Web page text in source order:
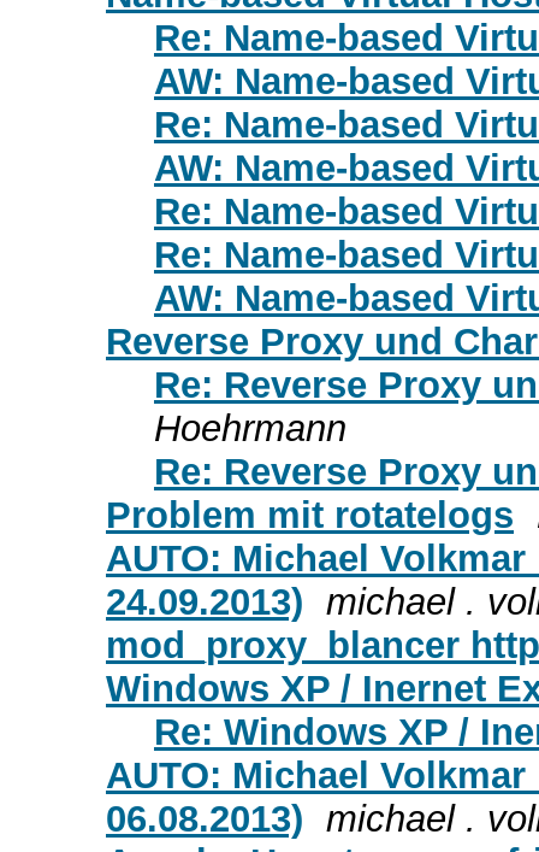
Re: Name-based
AW: Name-based
Re: Name-based
AW: Name-based
Re: Name-based
Re: Name-based
AW: Name-based
Reverse Proxy und
Re: Reverse Proxy
Hoehrmann
Re: Reverse Proxy
Problem mit rotatelogs
AUTO: Michael
24.09.2013) michael .
mod_proxy_blancer
Windows XP / Inernet
Re: Windows XP /
AUTO: Michael
06.08.2013) michael .